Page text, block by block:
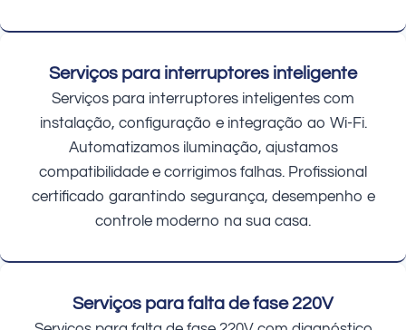
Serviços para interruptores inteligente
Serviços para interruptores inteligentes com
instalação, configuração e integração ao Wi-Fi.
Automatizamos iluminação, ajustamos
compatibilidade e corrigimos falhas. Profissional
certificado garantindo segurança, desempenho e
controle moderno na sua casa.
Serviços para falta de fase 220V